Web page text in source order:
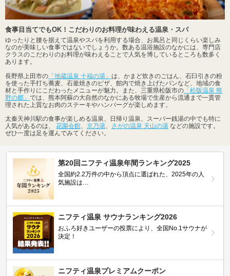
食事目当てでもOK！こだわりのお料理が味わえる温泉・スパ
ゆったりと腰を据えて温泉やスパを利用する場合、お風呂と同じくらい楽しみ
なのが美味しい食事ではないでしょうか。数ある温浴施設のなかには、専門店
クラスのこだわりのお料理が味わえることで人気を博しているところも数多く
あります。
長野県上田市の 「地蔵温泉 十福の湯」 は、かまど炊きのごはん、石臼引きの粉
を使った手打ち蕎麦、石釜焼きのピザ、館内で焼き上げたパンなど、地域の食
材と手作りにこだわったメニューが魅力。また、三重県松阪市の 「松阪温泉 熊
野の郷」 では、熊本阿蘇の大自然のなかにある牧場で生産から流通まで一貫管
理された上質なお肉のステーキやハンバーグが楽しめます。
太秦天神川駅の食事が楽しめる温泉、日帰り温泉、スーパー銭湯の中でも特に
人気があるのは、 花園会館 京乃湯 さがの温泉 天山の湯 などの施設です。
ぜひ一度は足を運んでみてください。
第20回ニフティ温泉年間ランキング2025
全国約2.2万件の中から頂点に選ばれた、2025年の人
気施設は…
ニフティ温泉 サウナランキング2026
おふろ好きユーザーの投票により、全国No.1サウナが
決定！
ニフティ温泉プレミアムクーポン